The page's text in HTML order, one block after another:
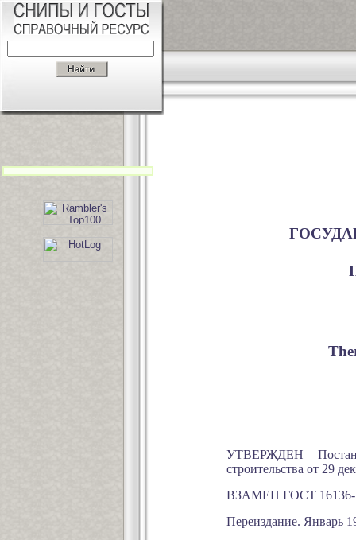
УТВЕРЖДЕН
строительства от 29
ВЗАМЕН ГОСТ 16136-
Переиздание. Январь